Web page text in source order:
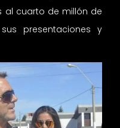
cuarto de millón de
presentaciones y